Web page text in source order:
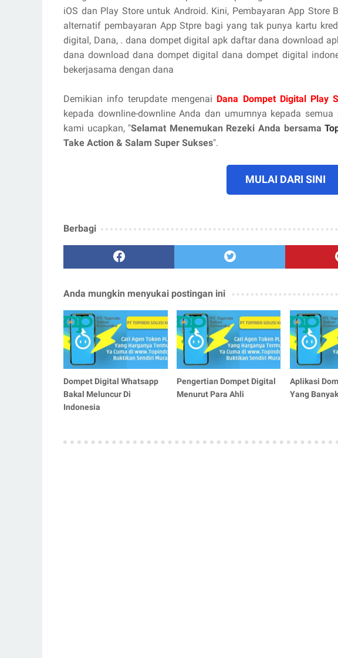
iOS dan Play Store untuk Android. Kini, Pembayaran App Store
alternatif pembayaran App Stpre bagi yang tak punya kartu
digital, Dana, . dana dompet digital apk daftar dana download
dana download dana dompet digital dana dompet digital
bekerjasama dengan dana
Demikian info terupdate mengenai Dana Dompet Digital Play
kepada downline-downline Anda dan umumnya kepada
kami ucapkan, "Selamat Menemukan Rezeki Anda bersama
Take Action & Salam Super Sukses".
MULAI DARI SINI
Berbagi
Anda mungkin menyukai postingan ini
Dompet Digital Whatsapp
Bakal Meluncur Di
Indonesia
Pengertian Dompet Digital
Menurut Para Ahli
Aplikasi
Yang